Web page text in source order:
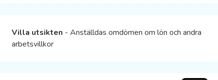
Villa utsikten - Anställdas omdömen om lön och andra
arbetsvillkor